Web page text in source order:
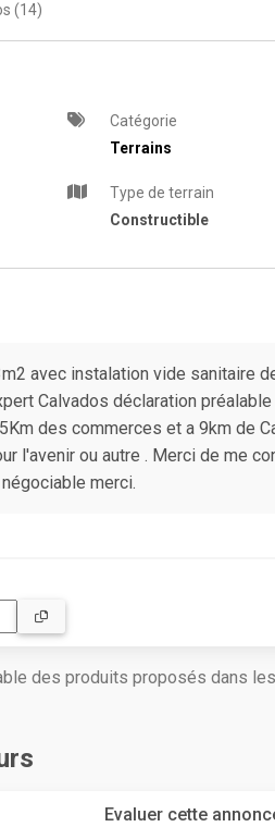
(14)
Catégorie
Terrains
Type de terrain
Constructible
avec instalation vide sanitaire
Calvados déclaration
des commerces et a 9km de
l'avenir ou autre . Merci de me
merci.
des produits proposés dans
Evaluer cette